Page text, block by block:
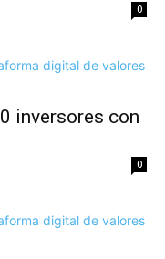
0
inversores con
0